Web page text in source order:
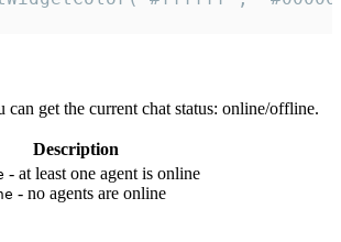
can get the current chat status: online/offline.
Description
- at least one agent is online
- no agents are online